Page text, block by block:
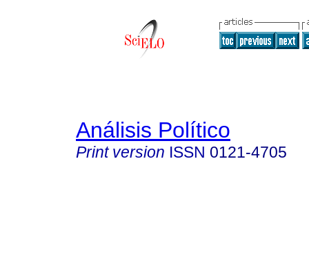
Análisis Político
Print version ISSN 0121-4705